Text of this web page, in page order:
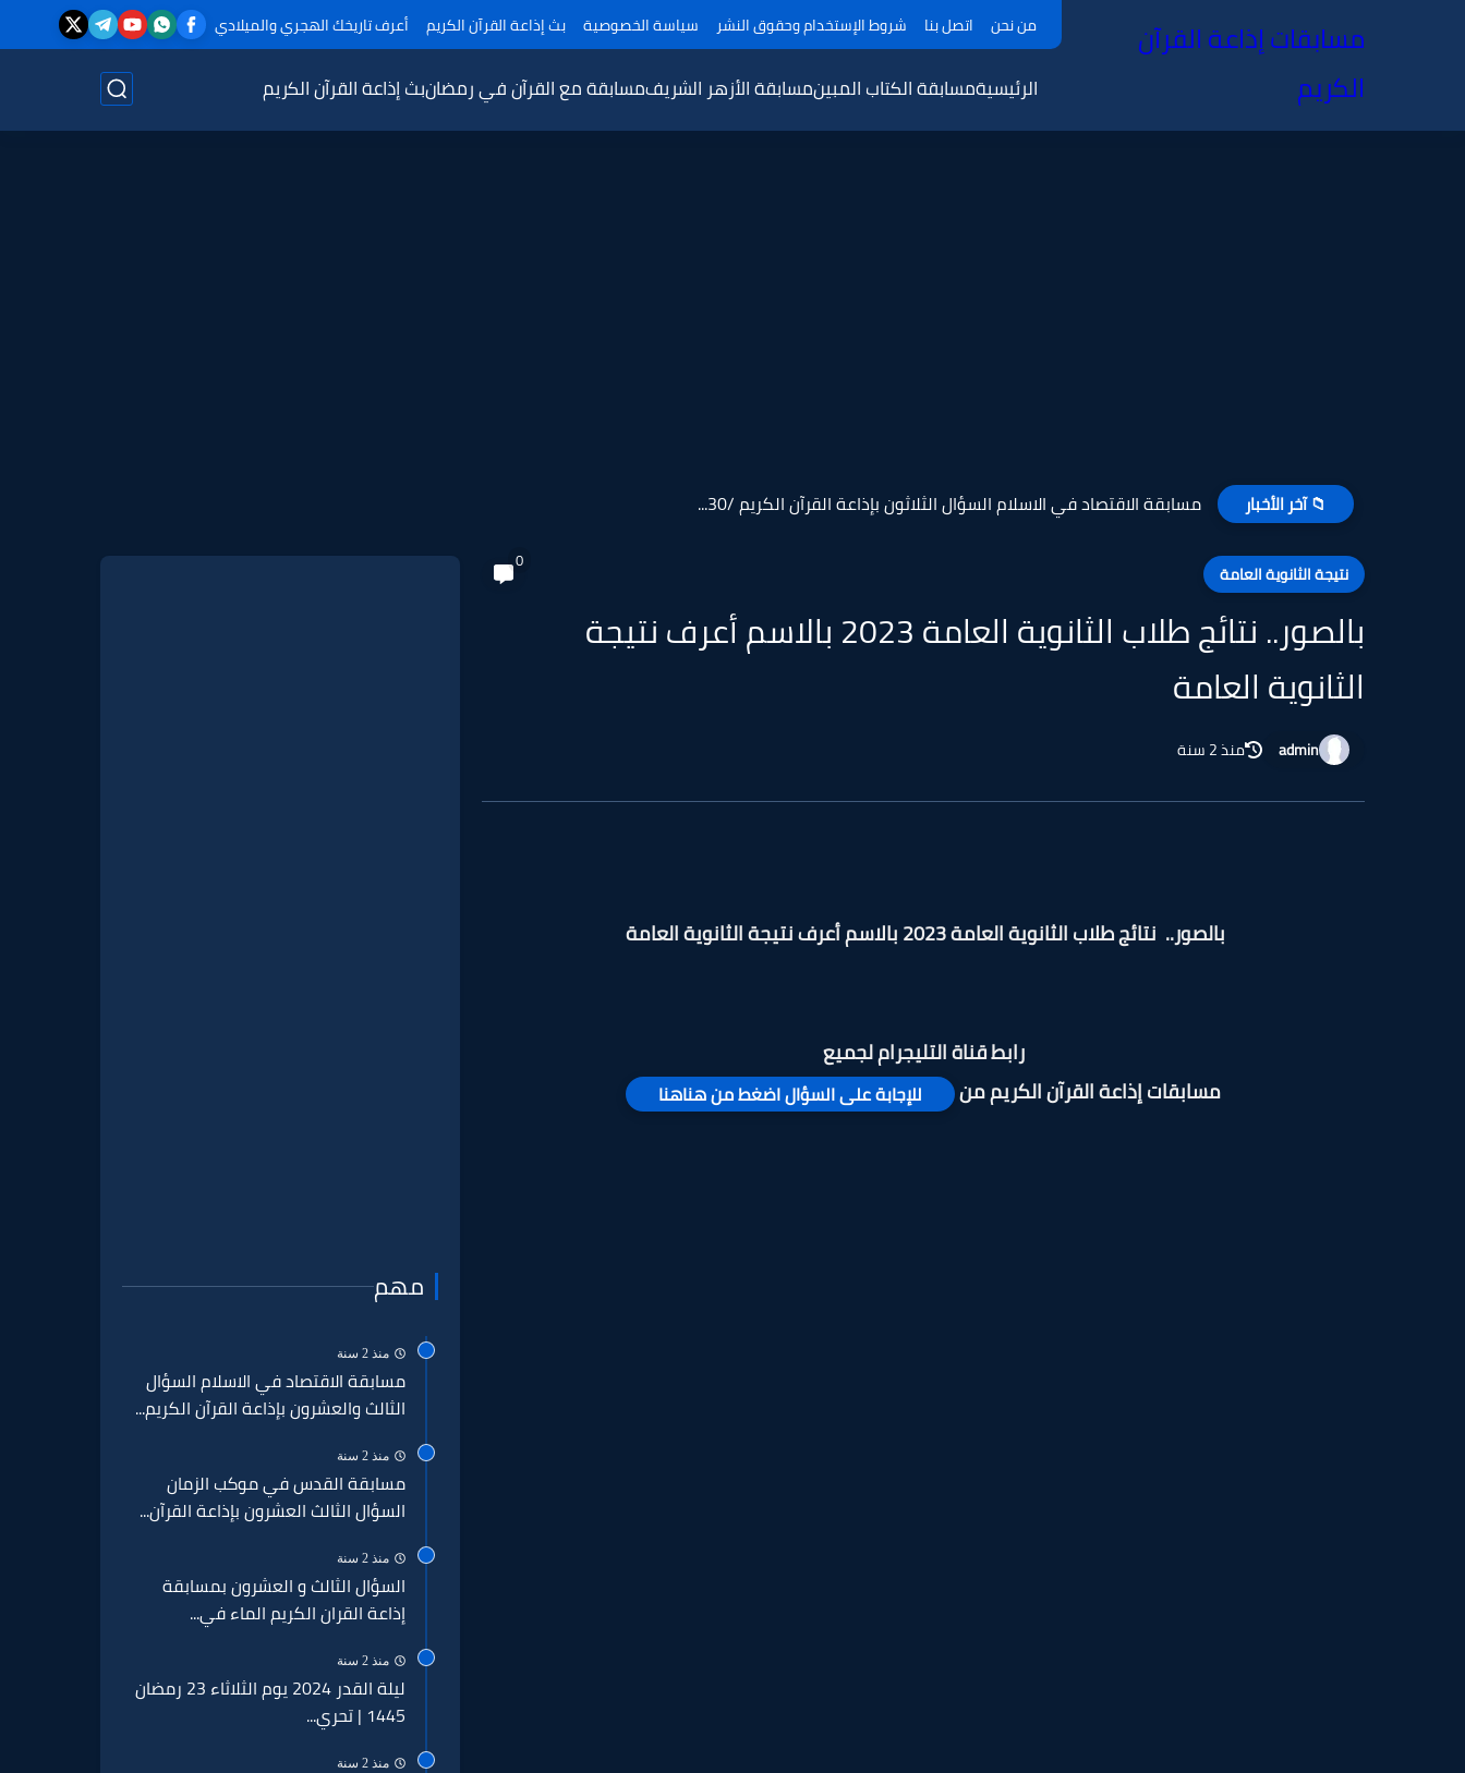
من نحن اتصل بنا شروط الإستخدام وحقوق النشر سياسة الخصوصية بث إذاعة القرآن الكريم أعرف تاريخك الهجري والميلادي
مسابقات إذاعة القرآن
الكريم
الرئيسيةمسابقة الكتاب المبينمسابقة الأزهر الشريفمسابقة مع القرآن في رمضانبث إذاعة القرآن الكريم
📁 آخر الأخبار مسابقة الاقتصاد في الاسلام السؤال الثلاثون بإذاعة القرآن الكريم /30...
نتيجة الثانوية العامة 0
بالصور.. نتائج طلاب الثانوية العامة 2023 بالاسم أعرف نتيجة
الثانوية العامة
admin منذ 2 سنة
بالصور.. نتائج طلاب الثانوية العامة 2023 بالاسم أعرف نتيجة الثانوية العامة
رابط قناة التليجرام لجميع
مسابقات إذاعة القرآن الكريم من
للإجابة على السؤال اضغط من هناهنا
مهم
منذ 2 سنة
مسابقة الاقتصاد في الاسلام السؤال
الثالث والعشرون بإذاعة القرآن الكريم...
منذ 2 سنة
مسابقة القدس في موكب الزمان
السؤال الثالث العشرون بإذاعة القرآن...
منذ 2 سنة
السؤال الثالث و العشرون بمسابقة
إذاعة القران الكريم الماء في...
منذ 2 سنة
ليلة القدر 2024 يوم الثلاثاء 23 رمضان
1445 | تحري...
منذ 2 سنة